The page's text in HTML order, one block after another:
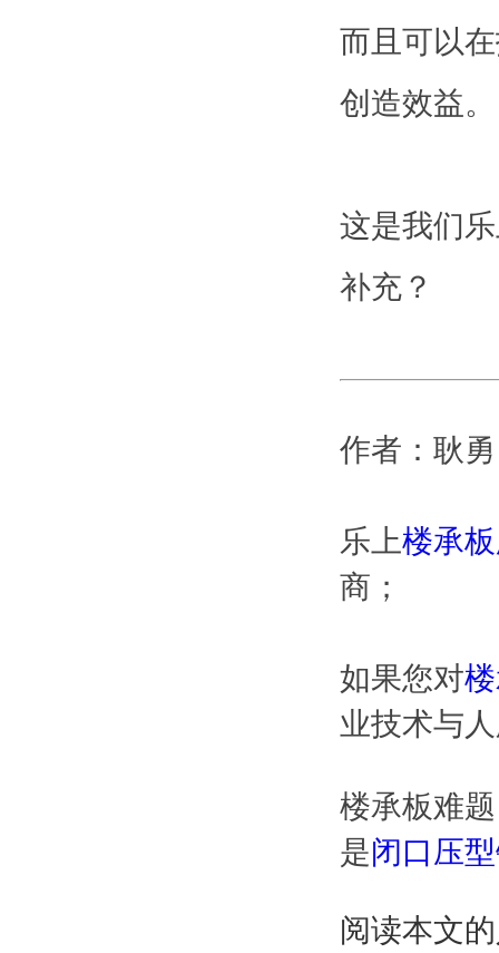
而且可以
创造效益。
这是我们
补充？
作者：耿勇
乐上楼承
商；
如果您对
业技术与
楼承板难
是闭口压
阅读本文